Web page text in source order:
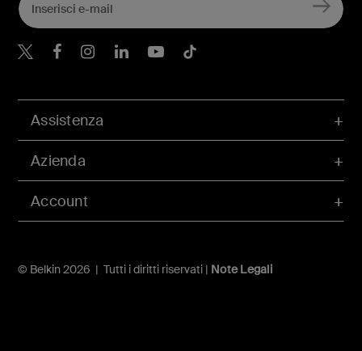
Account
Assistenza
Azienda
© Belkin 2026 | Tutti i diritti riservati | Note Legali
Belkin Twitter
Belkin Facebook
Belkin Instagram
Belkin LinkedIn
Belkin Youtube
Belkin TikTok